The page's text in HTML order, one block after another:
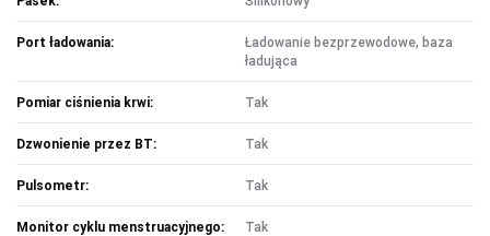
Port ładowania:
Ładowanie bezprzewodowe, baza
ładująca
Pomiar ciśnienia krwi: Tak
Dzwonienie przez BT: Tak
Pulsometr: Tak
Monitor cyklu menstruacyjnego: Tak